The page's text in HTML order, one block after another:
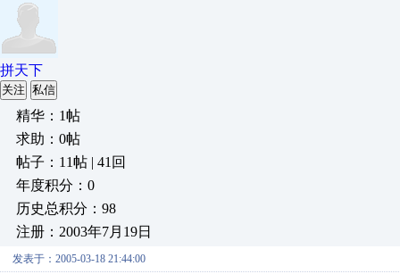
拼天下
关注 私信
精华：1帖
求助：0帖
帖子：11帖 | 41回
年度积分：0
历史总积分：98
注册：2003年7月19日
发表于：2005-03-18 21:44:00